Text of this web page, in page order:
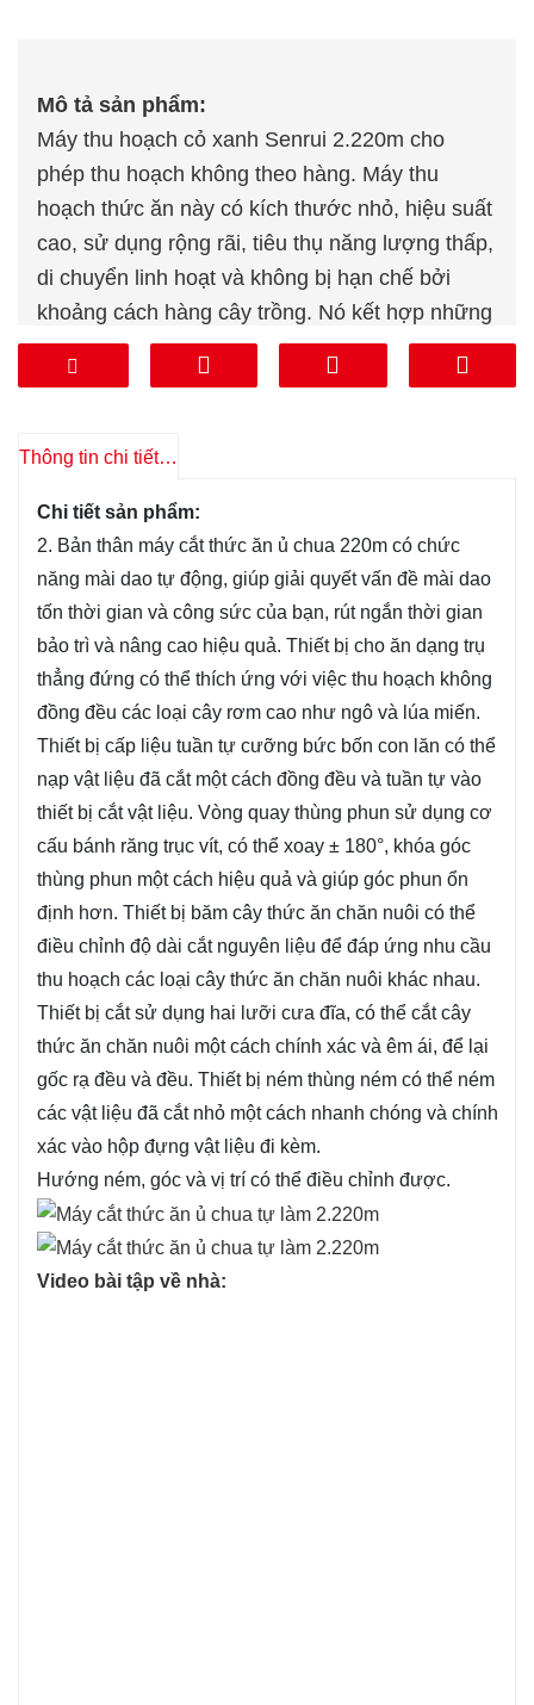
Mô tả sản phẩm:
Máy thu hoạch cỏ xanh Senrui 2.220m cho
phép thu hoạch không theo hàng. Máy thu
hoạch thức ăn này có kích thước nhỏ, hiệu suất
cao, sử dụng rộng rãi, tiêu thụ năng lượng thấp,
di chuyển linh hoạt và không bị hạn chế bởi
khoảng cách hàng cây trồng. Nó kết hợp những
ưu điểm của hiệu quả hoạt động cao và hiệu
suất an toàn và đáng tin cậy. Nó phù hợp cho
Hoàn thành việc cắt cây thức ăn xanh (màu
tải đồng đều, và các hoạt động khác cùng một
lúc.
Thông tin chi tiết sản phẩm
Chi tiết sản phẩm:
2. Bản thân máy cắt thức ăn ủ chua 220m có chức
năng mài dao tự động, giúp giải quyết vấn đề mài dao
tốn thời gian và công sức của bạn, rút ​​ngắn thời gian
bảo trì và nâng cao hiệu quả. Thiết bị cho ăn dạng trụ
thẳng đứng có thể thích ứng với việc thu hoạch không
đồng đều các loại cây rơm cao như ngô và lúa miến.
Thiết bị cấp liệu tuần tự cưỡng bức bốn con lăn có thể
nạp vật liệu đã cắt một cách đồng đều và tuần tự vào
thiết bị cắt vật liệu. Vòng quay thùng phun sử dụng cơ
cấu bánh răng trục vít, có thể xoay ± 180°, khóa góc
thùng phun một cách hiệu quả và giúp góc phun ổn
định hơn. Thiết bị băm cây thức ăn chăn nuôi có thể
điều chỉnh độ dài cắt nguyên liệu để đáp ứng nhu cầu
thu hoạch các loại cây thức ăn chăn nuôi khác nhau.
Thiết bị cắt sử dụng hai lưỡi cưa đĩa, có thể cắt cây
thức ăn chăn nuôi một cách chính xác và êm ái, để lại
gốc rạ đều và đều. Thiết bị ném thùng ném có thể ném
các vật liệu đã cắt nhỏ một cách nhanh chóng và chính
xác vào hộp đựng vật liệu đi kèm.
Hướng ném, góc và vị trí có thể điều chỉnh được.
Video bài tập về nhà: